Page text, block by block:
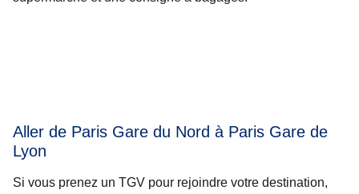
Aller de Paris Gare du Nord à Paris Gare de
Lyon
Si vous prenez un TGV pour rejoindre votre destination,